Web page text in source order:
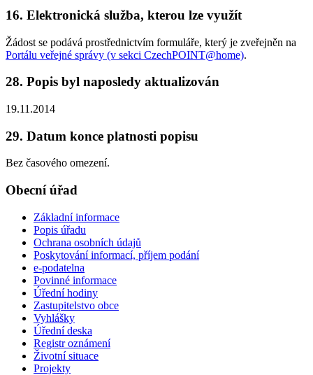
16. Elektronická služba, kterou lze využít
Žádost se podává prostřednictvím formuláře, který je zveřejněn na
Portálu veřejné správy (v sekci CzechPOINT@home).
28. Popis byl naposledy aktualizován
19.11.2014
29. Datum konce platnosti popisu
Bez časového omezení.
Obecní úřad
Základní informace
Popis úřadu
Ochrana osobních údajů
Poskytování informací, příjem podání
e-podatelna
Povinné informace
Úřední hodiny
Zastupitelstvo obce
Vyhlášky
Úřední deska
Registr oznámení
Životní situace
Projekty